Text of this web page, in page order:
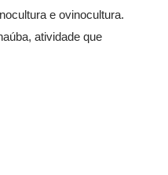
e ovinocultura.
atividade que